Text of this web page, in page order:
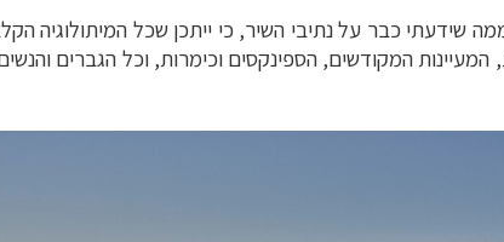
שידעתי כבר על נתיבי השיר, כי ייתכן שכל המיתולוגיה
המקודשים, הספינקסים וכימרות, וכל הגברים